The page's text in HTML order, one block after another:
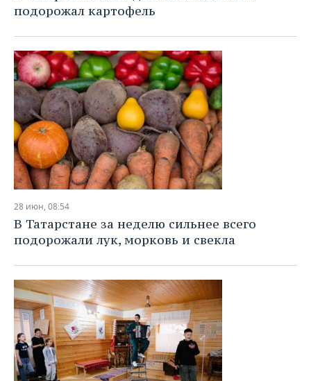
подорожал картофель
28 июн, 08:54
В Татарстане за неделю сильнее всего
подорожали лук, морковь и свекла